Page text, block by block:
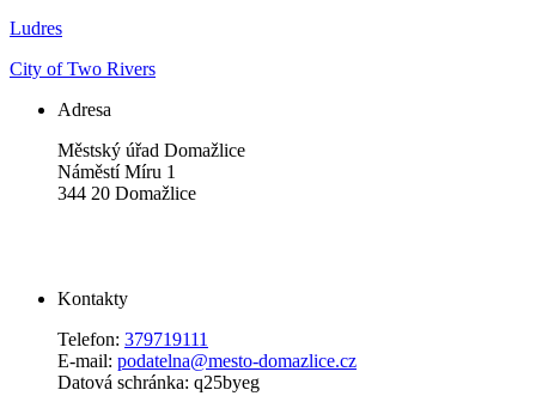
Ludres
City of Two Rivers
Adresa
Městský úřad Domažlice
Náměstí Míru 1
344 20 Domažlice
Kontakty
Telefon: 379719111
E-mail: podatelna@mesto-domazlice.cz
Datová schránka: q25byeg